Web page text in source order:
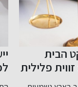
ייעוץ לפני
לפנסיה: